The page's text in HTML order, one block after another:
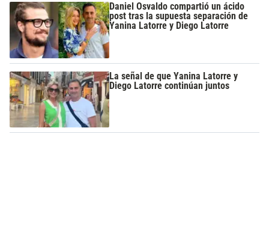
Daniel Osvaldo compartió un ácido
post tras la supuesta separación de
Yanina Latorre y Diego Latorre
La señal de que Yanina Latorre y
Diego Latorre continúan juntos